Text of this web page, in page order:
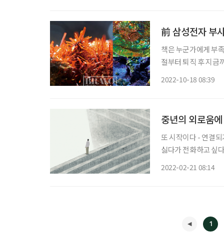
前 삼성전자 부
책은 누군가에게 부
절부터 퇴직 후 지금
2022-10-18 08:39
중년의 외로움
또 시작이다 - 연결
싫다가 전화하고 싶
2022-02-21 08:14
1